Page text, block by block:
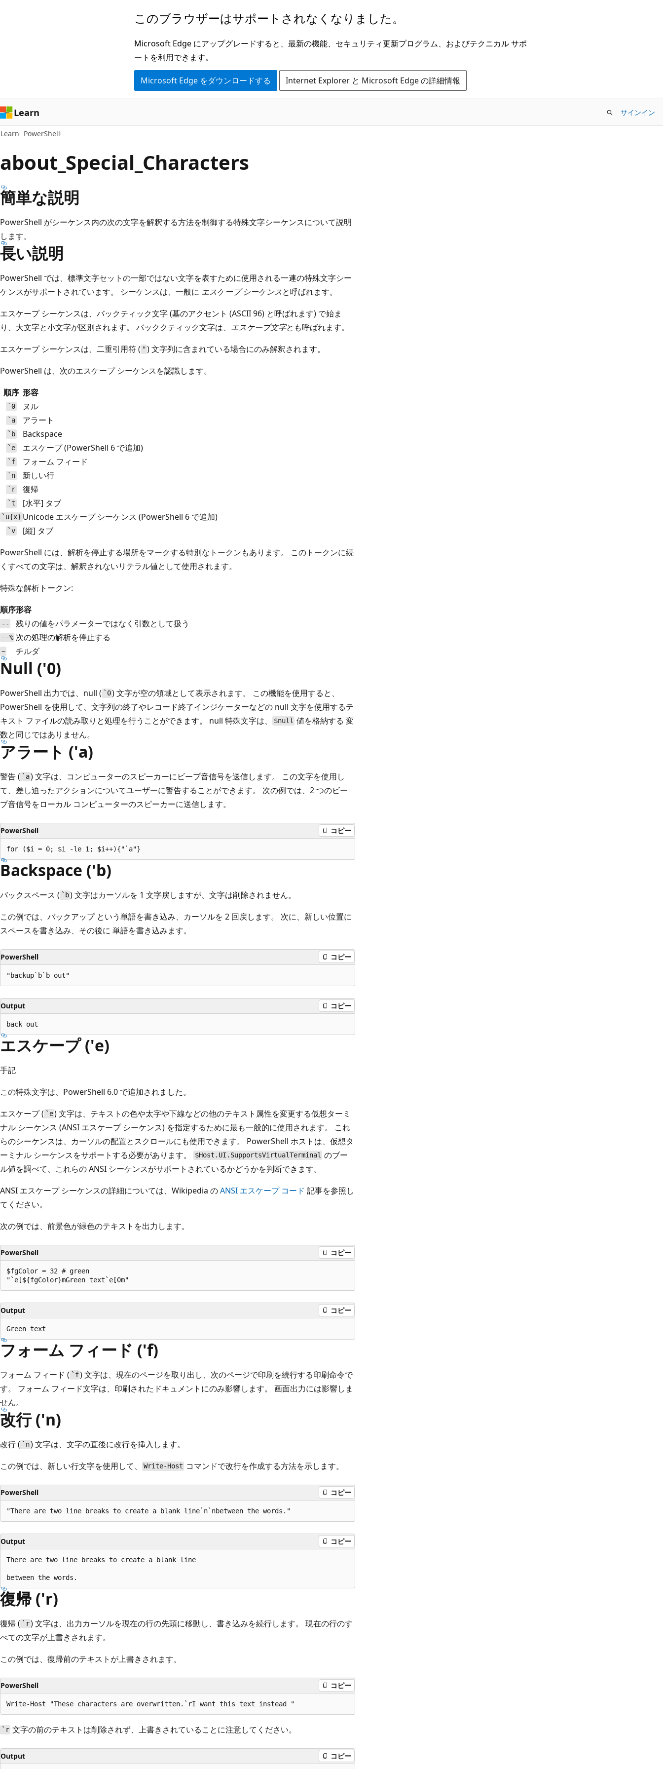
ン
ツ
に
ス
キ
ッ
このブラウザーはサポートされなくなりました。
Microsoft Edge にアップグレードすると、最新の機能、セキュリティ更新プログラム、およびテクニカル サポ
ートを利用できます。
Microsoft Edge をダウンロードする Internet Explorer と Microsoft Edge の詳細情報
Learn サインイン
Learn PowerShell
about_Special_Characters
簡単な説明
PowerShell がシーケンス内の次の文字を解釈する方法を制御する特殊文字シーケンスについて説明
します。
長い説明
PowerShell では、標準文字セットの一部ではない文字を表すために使用される一連の特殊文字シー
ケンスがサポートされています。 シーケンスは、一般に エスケープ シーケンスと呼ばれます。
エスケープ シーケンスは、バックティック文字 (墓のアクセント (ASCII 96) と呼ばれます) で始ま
り、大文字と小文字が区別されます。 バッククティック文字は、 エスケープ文字とも呼ばれます。
エスケープ シーケンスは、二重引用符 ( " ) 文字列に含まれている場合にのみ解釈されます。
PowerShell は、次のエスケープ シーケンスを認識します。
順序 形容
`0 ヌル
`a アラート
`b Backspace
`e エスケープ (PowerShell 6 で追加)
`f フォーム フィード
`n 新しい行
`r 復帰
`t [水平] タブ
`u{x} Unicode エスケープ シーケンス (PowerShell 6 で追加)
`v
[縦] タブ
PowerShell には、解析を停止する場所をマークする特別なトークンもあります。 このトークンに続
くすべての文字は、解釈されないリテラル値として使用されます。
特殊な解析トークン:
順序形容
-- 残りの値をパラメーターではなく引数として扱う
--% 次の処理の解析を停止する
~ チルダ
Null ('0)
PowerShell 出力では、null ( `0) 文字が空の領域として表示されます。 この機能を使用すると、
PowerShell を使用して、文字列の終了やレコード終了インジケーターなどの null 文字を使用するテ
キスト ファイルの読み取りと処理を行うことができます。 null 特殊文字は、
$null 値を格納する変
数と同じではありません。
アラート ('a)
警告 ( `a) 文字は、コンピューターのスピーカーにビープ音信号を送信します。 この文字を使用し
て、差し迫ったアクションについてユーザーに警告することができます。 次の例では、2 つのビー
プ音信号をローカル コンピューターのスピーカーに送信します。
PowerShell コピー
Backspace ('b)
バックスペース ( `b) 文字はカーソルを 1 文字戻しますが、文字は削除されません。
この例では、バックアップ という単語を書き込み、カーソルを 2 回戻します。 次に、新しい位置に
スペースを書き込み、その後に 単語を書き込みます。
PowerShell コピー
Output コピー
エスケープ ('e)
手記
この特殊文字は、PowerShell 6.0 で追加されました。
エスケープ ( `e) 文字は、テキストの色や太字や下線などの他のテキスト属性を変更する仮想ターミ
ナル シーケンス (ANSI エスケープ シーケンス) を指定するために最も一般的に使用されます。 これ
らのシーケンスは、カーソルの配置とスクロールにも使用できます。 PowerShell ホストは、仮想タ
ーミナル シーケンスをサポートする必要があります。
$Host.UI.SupportsVirtualTerminal のブー
ル値を調べて、これらの ANSI シーケンスがサポートされているかどうかを判断できます。
ANSI エスケープ シーケンスの詳細については、Wikipedia のANSI エスケープ コード 記事を参照し
てください。
次の例では、前景色が緑色のテキストを出力します。
PowerShell コピー
$fgColor = 32 # green
Output コピー
フォーム フィード ('f)
フォーム フィード ( `f) 文字は、現在のページを取り出し、次のページで印刷を続行する印刷命令で
す。 フォーム フィード文字は、印刷されたドキュメントにのみ影響します。 画面出力には影響しま
せん。
改行 ('n)
改行 ( `n) 文字は、文字の直後に改行を挿入します。
この例では、新しい行文字を使用して、
Write-Host コマンドで改行を作成する方法を示します。
PowerShell コピー
Output コピー
There are two line breaks to create a blank line
復帰 ('r)
復帰 ( `r) 文字は、出力カーソルを現在の行の先頭に移動し、書き込みを続行します。 現在の行のす
べての文字が上書きされます。
この例では、復帰前のテキストが上書きされます。
PowerShell コピー
`r 文字の前のテキストは削除されず、上書きされていることに注意してください。
Output コピー